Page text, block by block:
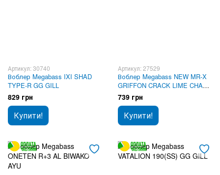
Артикул: 30740
Воблер Megabass IXI SHAD
TYPE-R GG GILL
829 грн
Купити!
Артикул: 27529
Воблер Megabass NEW MR-X
GRIFFON CRACK LIME CHART
BUG
739 грн
Купити!